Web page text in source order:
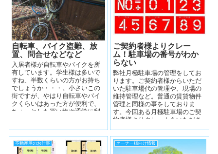
自転車、バイク盗難、放
置、問合せなどなど
入居者様が自転車やバイクを所
有しています。学生様は多いで
すね、半数くらいの方がお持ち
でしょうか・・・。小さいこの
街ですが、やはり自転車やバイ
クくらいはあった方が便利で、
ちょっとした買い物や通学に利
ご契約者様よりクレー
ム！駐車場の番号がわか
らない
弊社月極駐車場の管理をしてお
ります。ご契約者様からいただ
いた駐車場代の管理や、現場の
維持管理など。普通の賃貸物件
管理と同様の事をしておりま
す。今回ある月極駐車場のご契
約者様よりクレームをいただき
所が何番なのかわ...
不動産屋のお仕事 オーナー様向け情報